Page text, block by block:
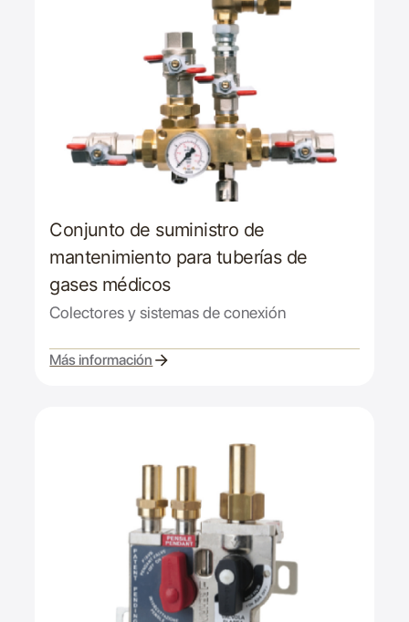
Conjunto de suministro de
mantenimiento para tuberías de
gases médicos
Colectores y sistemas de conexión
Más información